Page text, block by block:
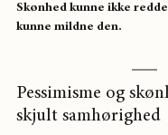
Skønhed kunne ikke
kunne mildne den.
Pessimisme og
skjult samhørighed